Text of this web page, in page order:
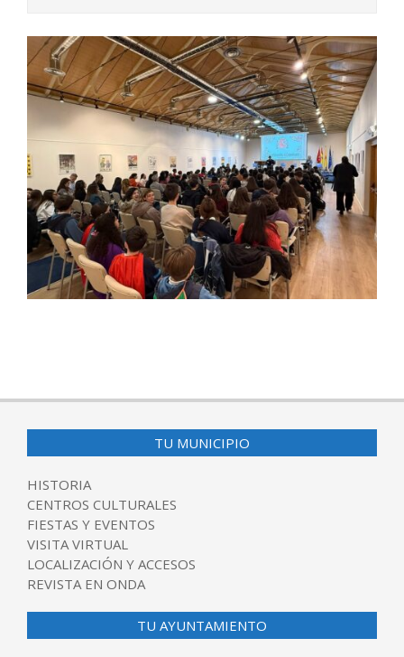
12-
TU MUNICIPIO
HISTORIA
CENTROS CULTURALES
FIESTAS Y EVENTOS
VISITA VIRTUAL
LOCALIZACIÓN Y ACCESOS
REVISTA EN ONDA
TU AYUNTAMIENTO